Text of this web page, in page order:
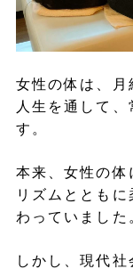
女性の体は、
人生を通して
す。
本来、女性の体
リズムととも
わっていました
しかし、現代